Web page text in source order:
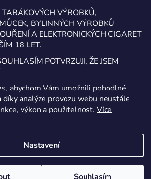
TABÁKOVÝCH VÝROBKŮ,
BYLINNÝCH VÝROBKŮ
A ELEKTRONICKÝCH CIGARET
18 LET.
POTVRZUJI, ŽE JSEM
abychom Vám umožnili pohodlné
analýze provozu webu neustále
výkon a použitelnost. Více
Nastavení
Souhlasím
a my vám budeme zasílat informace o
na našem e-shopu.
souhlasíte s
podmínkami ochrany
Vytvořil Shoptet